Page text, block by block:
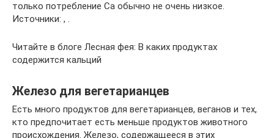
только потребление Са обычно не очень низкое.
Источники: , .
Читайте в блоге Лесная фея: В каких продуктах
содержится кальций
Железо для вегетарианцев
Есть много продуктов для вегетарианцев, веганов и тех,
кто предпочитает есть меньше продуктов животного
происхождения. Железо, содержащееся в этих